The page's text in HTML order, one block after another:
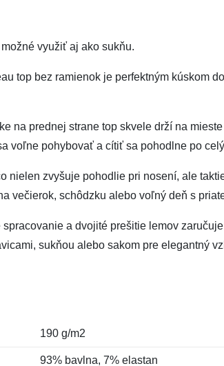
využiť aj ako sukňu.
top bez ramienok je perfektným kúskom
na prednej strane top skvele drží na
voľne pohybovať a cítiť sa pohodlne po
nielen zvyšuje pohodlie pri nosení, ale
večierok, schôdzku alebo voľný deň s
a dvojité prešitie lemov
sukňou alebo sakom pre elegantný
190 g/m2
93% bavlna, 7% elastan